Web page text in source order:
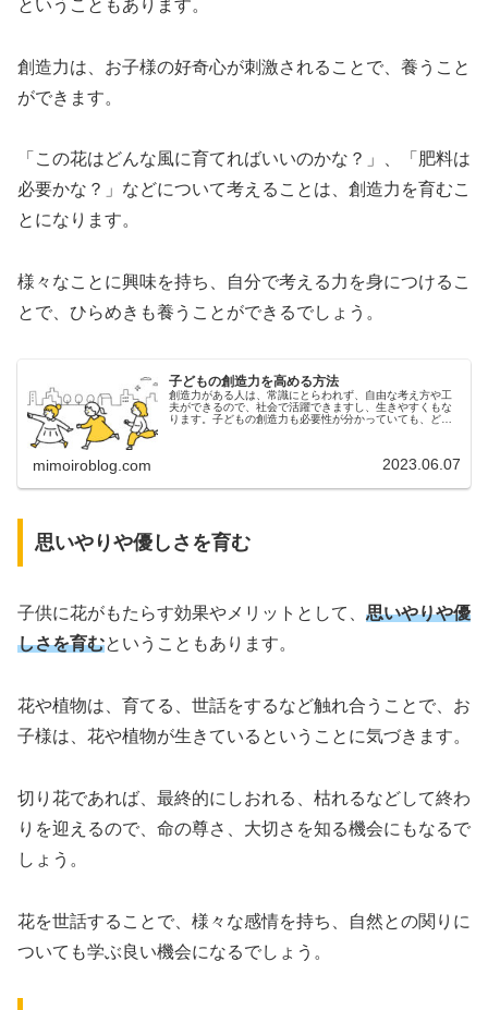
ということもあります。
創造力は、お子様の好奇心が刺激されることで、養うこと
ができます。
「この花はどんな風に育てればいいのかな？」、「肥料は
必要かな？」などについて考えることは、創造力を育むこ
とになります。
様々なことに興味を持ち、自分で考える力を身につけるこ
とで、ひらめきも養うことができるでしょう。
子どもの創造力を高める方法
創造力がある人は、常識にとらわれず、自由な考え方や工
夫ができるので、社会で活躍できますし、生きやすくもな
ります。子どもの創造力も必要性が分かっていても、どの
mimoiroblog.com 2023.06.07
思いやりや優しさを育む
子供に花がもたらす効果やメリットとして、 思いやりや優
しさを育むということもあります。
花や植物は、育てる、世話をするなど触れ合うことで、お
子様は、花や植物が生きているということに気づきます。
切り花であれば、最終的にしおれる、枯れるなどして終わ
りを迎えるので、命の尊さ、大切さを知る機会にもなるで
しょう。
花を世話することで、様々な感情を持ち、自然との関りに
ついても学ぶ良い機会になるでしょう。